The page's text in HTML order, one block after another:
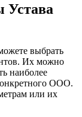
Устава
выбрать
Их можно
наиболее
ООО.
или их